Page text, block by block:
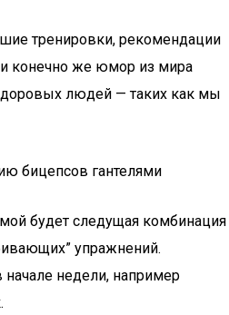
тренировки, рекомендации
конечно же юмор из мира
людей — таких как мы
бицепсов гантелями
будет следущая комбинация
упражнений.
недели, например